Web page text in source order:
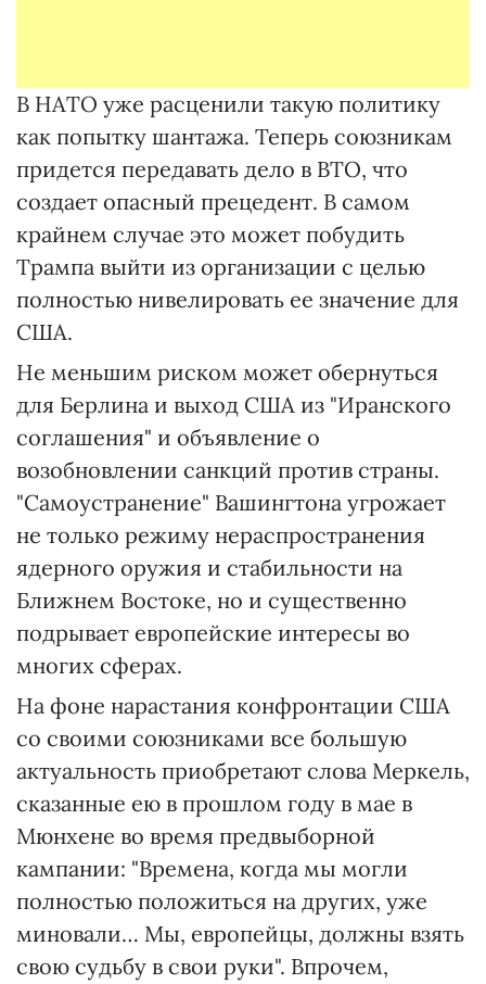
В НАТО уже расценили такую политику
как попытку шантажа. Теперь союзникам
придется передавать дело в ВТО, что
создает опасный прецедент. В самом
крайнем случае это может побудить
Трампа выйти из организации с целью
полностью нивелировать ее значение для
США.
Не меньшим риском может обернуться
для Берлина и выход США из "Иранского
соглашения" и объявление о
возобновлении санкций против страны.
"Самоустранение" Вашингтона угрожает
не только режиму нераспространения
ядерного оружия и стабильности на
Ближнем Востоке, но и существенно
подрывает европейские интересы во
многих сферах.
На фоне нарастания конфронтации США
со своими союзниками все большую
актуальность приобретают слова Меркель,
сказанные ею в прошлом году в мае в
Мюнхене во время предвыборной
кампании: "Времена, когда мы могли
полностью положиться на других, уже
миновали… Мы, европейцы, должны взять
свою судьбу в свои руки". Впрочем,